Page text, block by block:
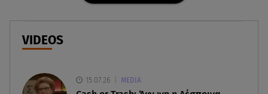
Μπαντέρας: «Η καρδιακή προσβολή ήταν το
Συντάξεις χηρείας: Τέλος στο «ψαλίδι» μετά την
τριετία
VIDEOS
15.07.26 MEDIA